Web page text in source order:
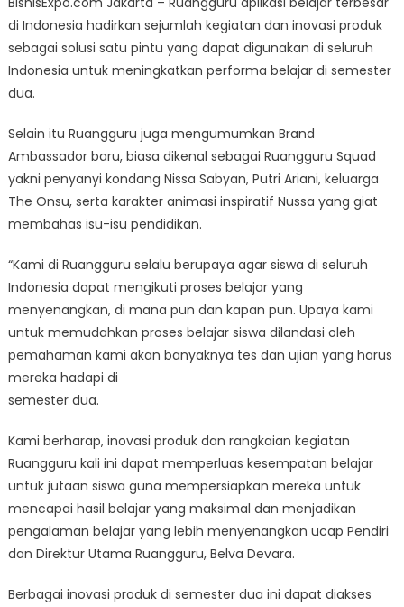
Hadirkan
Inovasi
Produk
Baru
di
Semester
Dua
di Indonesia hadirkan sejumlah kegiatan dan inovasi produk
sebagai solusi satu pintu yang dapat digunakan di seluruh
Indonesia untuk meningkatkan performa belajar di semester
dua.
Selain itu Ruangguru juga mengumumkan Brand
Ambassador baru, biasa dikenal sebagai Ruangguru Squad
yakni penyanyi kondang Nissa Sabyan, Putri Ariani, keluarga
The Onsu, serta karakter animasi inspiratif Nussa yang giat
membahas isu-isu pendidikan.
“Kami di Ruangguru selalu berupaya agar siswa di seluruh
Indonesia dapat mengikuti proses belajar yang
menyenangkan, di mana pun dan kapan pun. Upaya kami
untuk memudahkan proses belajar siswa dilandasi oleh
pemahaman kami akan banyaknya tes dan ujian yang harus
mereka hadapi di
semester dua.
Kami berharap, inovasi produk dan rangkaian kegiatan
Ruangguru kali ini dapat memperluas kesempatan belajar
untuk jutaan siswa guna mempersiapkan mereka untuk
mencapai hasil belajar yang maksimal dan menjadikan
pengalaman belajar yang lebih menyenangkan ucap Pendiri
dan Direktur Utama Ruangguru, Belva Devara.
Berbagai inovasi produk di semester dua ini dapat diakses